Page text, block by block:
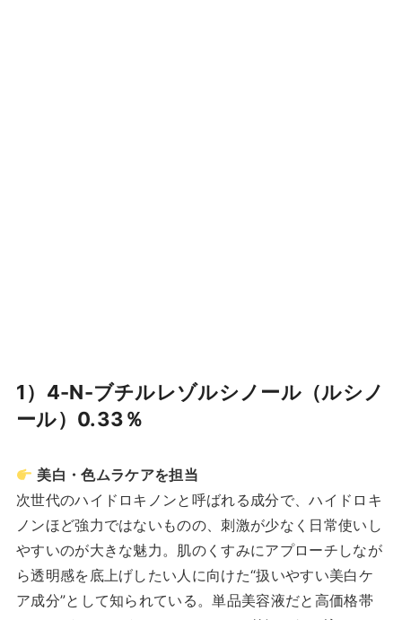
1）4-N-ブチルレゾルシノール（ルシノ
ール）0.33％
美白・色ムラケアを担当
次世代のハイドロキノンと呼ばれる成分で、ハイドロキ
ノンほど強力ではないものの、刺激が少なく日常使いし
やすいのが大きな魅力。肌のくすみにアプローチしなが
ら透明感を底上げしたい人に向けた“扱いやすい美白ケ
ア成分”として知られている。単品美容液だと高価格帯